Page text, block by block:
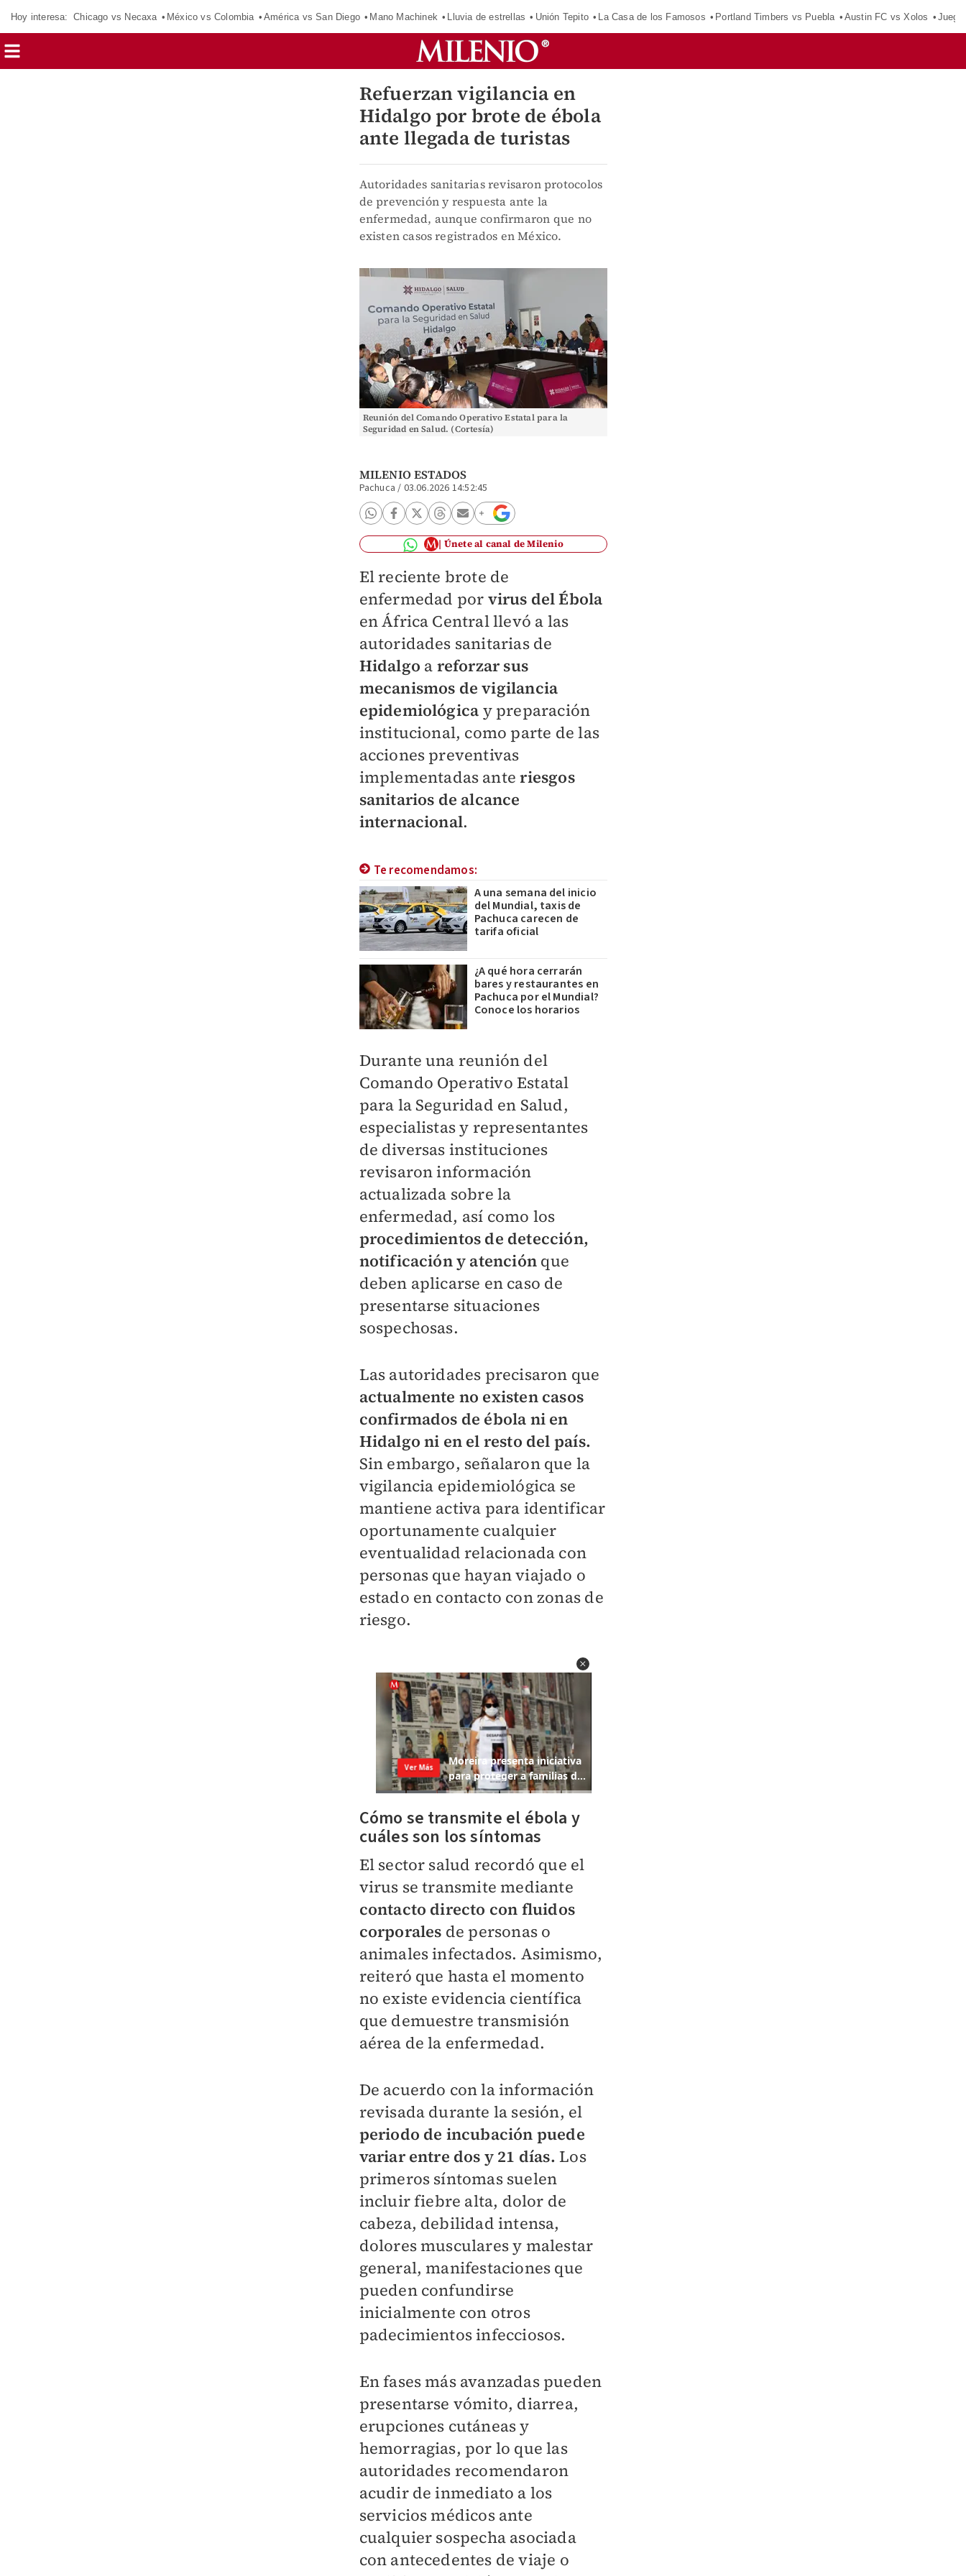
Hoy interesa: Chicago vs Necaxa México vs Colombia América vs San Diego Mano Machinek Lluvia de estrellas Unión Tepito La Casa de los Famosos Portland Timbers vs Puebla Austin FC vs Xolos
Refuerzan vigilancia en
Hidalgo por brote de ébola
ante llegada de turistas
Autoridades sanitarias revisaron protocolos
de prevención y respuesta ante la
enfermedad, aunque confirmaron que no
existen casos registrados en México.
Reunión del Comando Operativo Estatal para la
Seguridad en Salud. (Cortesía)
MILENIO ESTADOS
Pachuca / 03.06.2026 14:52:45
Únete al canal de Milenio
El reciente brote de
enfermedad por virus del Ébola
en África Central llevó a las
autoridades sanitarias de
Hidalgo a reforzar sus
mecanismos de vigilancia
epidemiológica y preparación
institucional, como parte de las
acciones preventivas
implementadas anteriesgos
sanitarios de alcance
internacional.
Te recomendamos:
A una semana del inicio
del Mundial, taxis de
Pachuca carecen de
tarifa oficial
¿A qué hora cerrarán
bares y restaurantes en
Pachuca por el Mundial?
Conoce los horarios
Durante una reunión del
Comando Operativo Estatal
para la Seguridad en Salud,
especialistas y representantes
de diversas instituciones
revisaron información
actualizada sobre la
enfermedad, así como los
procedimientos de detección,
notificación y atención que
deben aplicarse en caso de
presentarse situaciones
sospechosas.
Las autoridades precisaron que
actualmente no existen casos
confirmados de ébola ni en
Hidalgo ni en el resto del país.
Sin embargo, señalaron que la
vigilancia epidemiológica se
mantiene activa para identificar
oportunamente cualquier
eventualidad relacionada con
personas que hayan viajado o
estado en contacto con zonas de
riesgo.
Cómo se transmite el ébola y
cuáles son los síntomas
El sector salud recordó que el
virus se transmite mediante
contacto directo con fluidos
corporales de personas o
animales infectados. Asimismo,
reiteró que hasta el momento
no existe evidencia científica
que demuestre transmisión
aérea de la enfermedad.
De acuerdo con la información
revisada durante la sesión, el
periodo de incubación puede
variar entre dos y 21 días. Los
primeros síntomas suelen
incluir fiebre alta, dolor de
cabeza, debilidad intensa,
dolores musculares y malestar
general, manifestaciones que
pueden confundirse
inicialmente con otros
padecimientos infecciosos.
En fases más avanzadas pueden
presentarse vómito, diarrea,
erupciones cutáneas y
hemorragias, por lo que las
autoridades recomendaron
acudir de inmediato a los
servicios médicos ante
cualquier sospecha asociada
con antecedentes de viaje o